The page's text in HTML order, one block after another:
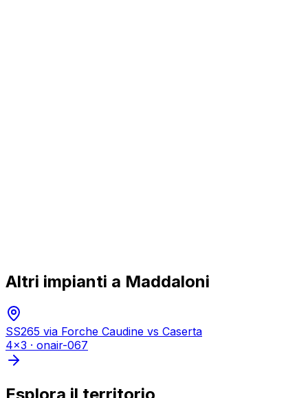
Altri impianti a Maddaloni
SS265 via Forche Caudine vs Caserta
4x3 · onair-067